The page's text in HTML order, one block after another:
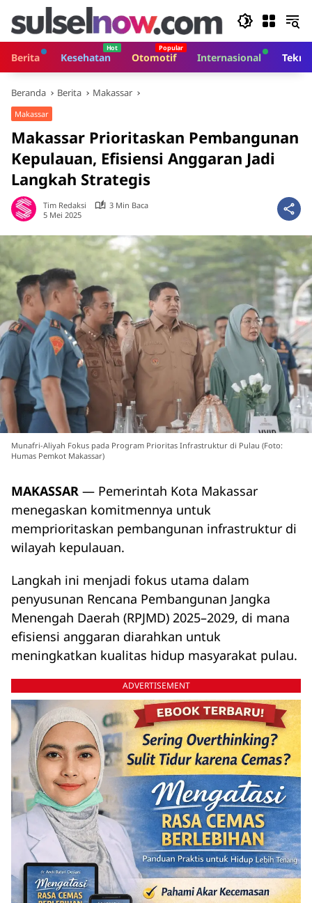
Langsung
konten
Berita
Kesehatan Otomotif Internasional
Beranda Berita Makassar
Makassar
Makassar Prioritaskan Pembangunan
Kepulauan, Efisiensi Anggaran Jadi
Langkah Strategis
Tim Redaksi
3 Min Baca
5 Mei 2025
Munafri-Aliyah Fokus pada Program Prioritas Infrastruktur di Pulau (Foto:
Humas Pemkot Makassar)
MAKASSAR — Pemerintah Kota Makassar
menegaskan komitmennya untuk
memprioritaskan pembangunan infrastruktur di
wilayah kepulauan.
Langkah ini menjadi fokus utama dalam
penyusunan Rencana Pembangunan Jangka
Menengah Daerah (RPJMD) 2025–2029, di mana
efisiensi anggaran diarahkan untuk
meningkatkan kualitas hidup masyarakat pulau.
ADVERTISEMENT